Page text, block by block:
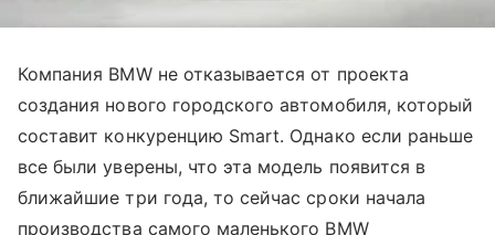
Компания BMW не отказывается от проекта
создания нового городского автомобиля, который
составит конкуренцию Smart. Однако если раньше
все были уверены, что эта модель появится в
ближайшие три года, то сейчас сроки начала
производства самого маленького BMW